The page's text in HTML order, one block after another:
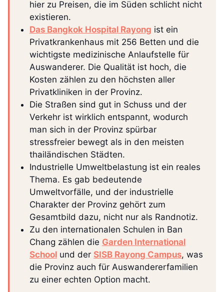
hier zu Preisen, die im Süden schlicht nicht
existieren.
Das Bangkok Hospital Rayong ist ein
Privatkrankenhaus mit 256 Betten und die
wichtigste medizinische Anlaufstelle für
Auswanderer. Die Qualität ist hoch, die
Kosten zählen zu den höchsten aller
Privatkliniken in der Provinz.
Die Straßen sind gut in Schuss und der
Verkehr ist wirklich entspannt, wodurch
man sich in der Provinz spürbar
stressfreier bewegt als in den meisten
thailändischen Städten.
Industrielle Umweltbelastung ist ein reales
Thema. Es gab bedeutende
Umweltvorfälle, und der industrielle
Charakter der Provinz gehört zum
Gesamtbild dazu, nicht nur als Randnotiz.
Zu den internationalen Schulen in Ban
Chang zählen die Garden International
School und der SISB Rayong Campus, was
die Provinz auch für Auswandererfamilien
zu einer echten Option macht.